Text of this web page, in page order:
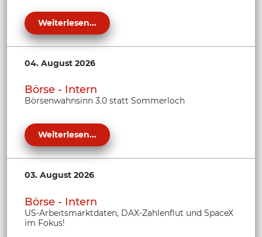
Weiterlesen...
04. August 2026
Börse - Intern
Börsenwahnsinn 3.0 statt Sommerloch
Weiterlesen...
03. August 2026
Börse - Intern
US-Arbeitsmarktdaten, DAX-Zahlenflut und SpaceX
im Fokus!